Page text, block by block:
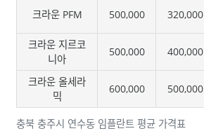
충북 충주시 연수동 임플란트 평균 가격표
크라운 PFM 500,000 320,000
크라운 지르코
니아
500,000 400,000
크라운 올세라
믹
600,000 500,000